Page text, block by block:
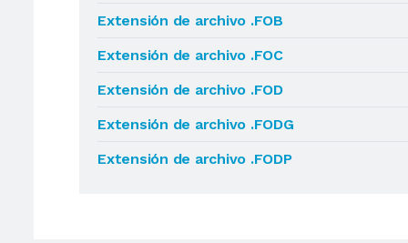
Extensión de archivo .FOB
Extensión de archivo .FOC
Extensión de archivo .FOD
Extensión de archivo .FODG
Extensión de archivo .FODP